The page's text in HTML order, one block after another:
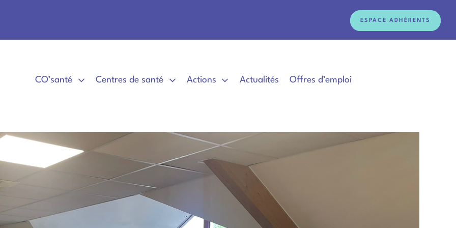
ESPACE ADHÉRENTS
CO’santé Centres de santé Actions Actualités Offres d’emploi